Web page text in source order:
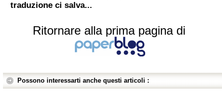
traduzione ci salva...
Ritornare alla prima pagina di
Possono interessarti anche questi articoli :